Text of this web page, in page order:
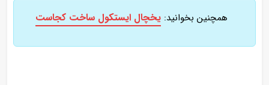
همچنین بخوانید: یخچال ایستکول ساخت کجاست